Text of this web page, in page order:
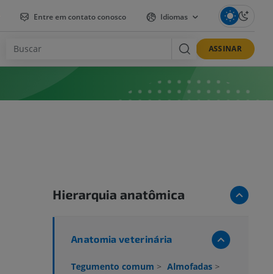
Entre em contato conosco Idiomas
ASSINAR
Hierarquia anatômica
Anatomia veterinária
Tegumento comum > Almofadas >